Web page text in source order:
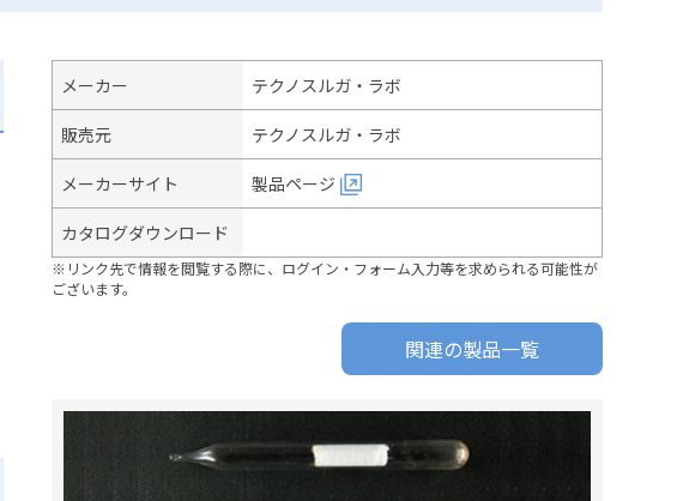
メーカー テクノスルガ・ラボ
販売元 テクノスルガ・ラボ
メーカーサイト 製品ページ
カタログダウンロード
※リンク先で情報を閲覧する際に、ログイン・フォーム入力等を求められる可能性が
ございます。
関連の製品一覧